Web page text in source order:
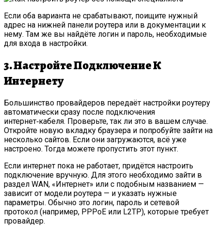
Если оба варианта не срабатывают, поищите нужный
адрес на нижней панели роутера или в документации к
нему. Там же вы найдёте логин и пароль, необходимые
для входа в настройки.
3. Настройте Подключение К
Интернету
Большинство провайдеров передаёт настройки роутеру
автоматически сразу после подключения
интернет‑кабеля. Проверьте, так ли это в вашем случае.
Откройте новую вкладку браузера и попробуйте зайти на
несколько сайтов. Если они загружаются, всё уже
настроено. Тогда можете пропустить этот пункт.
Если интернет пока не работает, придётся настроить
подключение вручную. Для этого необходимо зайти в
раздел WAN, «Интернет» или с подобным названием —
зависит от модели роутера — и указать нужные
параметры. Обычно это логин, пароль и сетевой
протокол (например, PPPoE или L2TP), которые требует
провайдер.